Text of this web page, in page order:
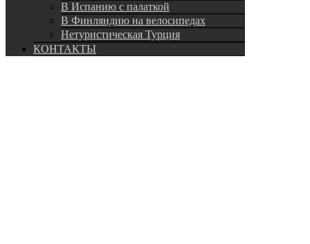
В Испанию с палаткой
В Финляндию на велосипедах
Нетуристическая Турция
КОНТАКТЫ